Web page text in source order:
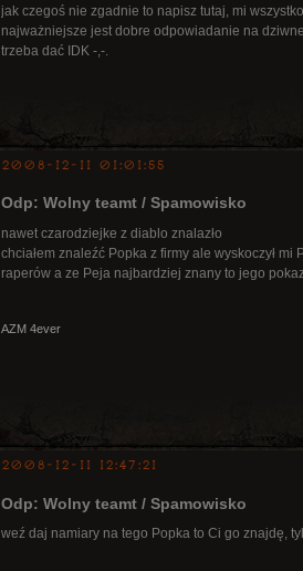
jak czegoś nie zgadnie to napisz tutaj, mi
najważniejsze jest dobre odpowiadanie na
trzeba dać IDK -,-.
2008-12-11 01:01:55
Odp: Wolny teamt / Spamowisko
nawet czarodziejke z diablo znalazło
chciałem znaleźć Popka z firmy ale wyskoczył
raperów a ze Peja najbardziej znany to jego
AZM 4ever
2008-12-11 12:47:21
Odp: Wolny teamt / Spamowisko
weź daj namiary na tego Popka to Ci go znajdę,